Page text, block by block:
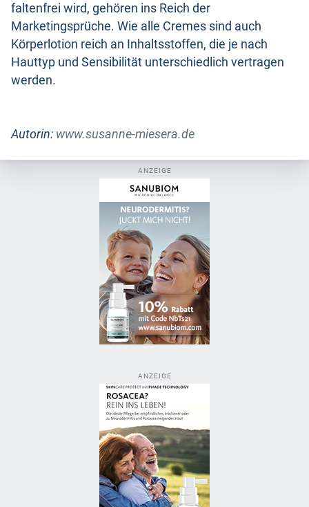
faltenfrei wird, gehören ins Reich der
Marketingsprüche. Wie alle Cremes sind auch
Körperlotion reich an Inhaltsstoffen, die je nach
Hauttyp und Sensibilität unterschiedlich vertragen
werden.
Autorin: www.susanne-miesera.de
ANZEIGE
ANZEIGE